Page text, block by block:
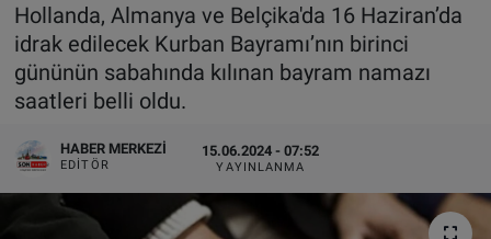
Hollanda, Almanya ve Belçika'da 16 Haziran’da
idrak edilecek Kurban Bayramı’nın birinci
gününün sabahında kılınan bayram namazı
saatleri belli oldu.
HABER MERKEZI
EDITÖR
15.06.2024 - 07:52
YAYINLANMA
AVUSTURYA
SAĞLIK - YAŞAM
BİLİM-TEKNOLOJİ
DÜNYA
BİLİM-TEKNOLOJİ
SAĞLIK
FOTO GALERİ
Tüm Manşetler
Son Dakika Haberleri
Haber Arşivi